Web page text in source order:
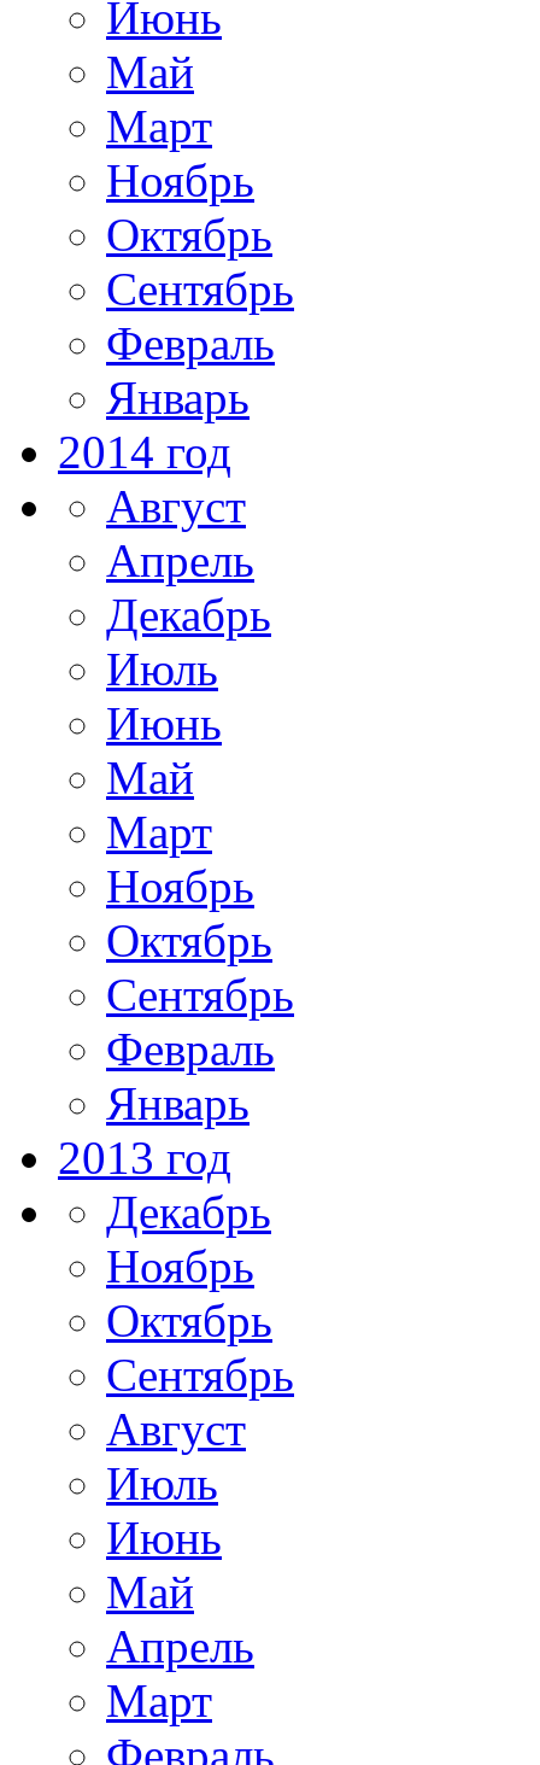
Июнь
Май
Март
Ноябрь
Октябрь
Сентябрь
Февраль
Январь
2014 год
Август
Апрель
Декабрь
Июль
Июнь
Май
Март
Ноябрь
Октябрь
Сентябрь
Февраль
Январь
2013 год
Декабрь
Ноябрь
Октябрь
Сентябрь
Август
Июль
Июнь
Май
Апрель
Март